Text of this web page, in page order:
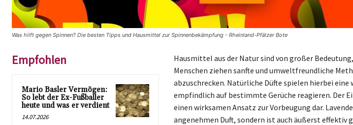
Was hilft gegen Spinnen? Die besten Tipps und Hausmittel zur Spinnenbekämpfung - Rheinland-Pfälzer Bote
Empfohlen
Mario Basler Vermögen:
So lebt der Ex-Fußballer
heute und was er verdient
14.07.2026
Hausmittel aus der Natur sind von großer
Menschen ziehen sanfte und umweltfreundliche
abzuschrecken. Natürliche Düfte spielen hierbei
empfindlich auf bestimmte Gerüche reagieren. Der
einen wirksamen Ansatz zur Vorbeugung dar.
angenehmen Duft, sondern ist auch äußerst effektiv